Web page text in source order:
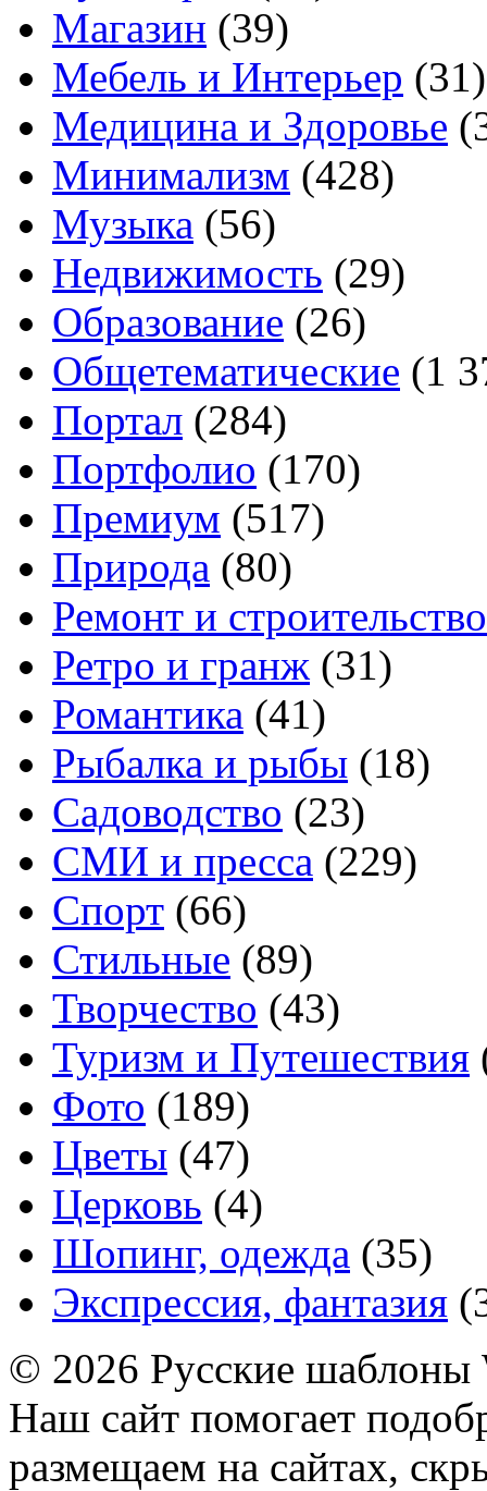
Магазин (39)
Мебель и Интерьер (31)
Медицина и Здоровье
Минимализм (428)
Музыка (56)
Недвижимость (29)
Образование (26)
Общетематические (1
Портал (284)
Портфолио (170)
Премиум (517)
Природа (80)
Ремонт и строительство
Ретро и гранж (31)
Романтика (41)
Рыбалка и рыбы (18)
Садоводство (23)
СМИ и пресса (229)
Спорт (66)
Стильные (89)
Творчество (43)
Туризм и Путешествия
Фото (189)
Цветы (47)
Церковь (4)
Шопинг, одежда (35)
Экспрессия, фантазия
© 2026 Русские шаблоны
Наш сайт помогает
размещаем на сайтах,